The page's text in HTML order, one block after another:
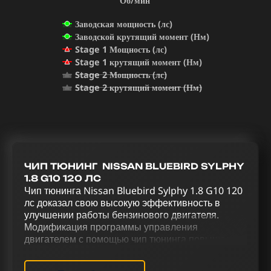
Заводская мощность (лс)
Заводской крутящий момент (Нм)
Stage 1 Мощность (лс)
Stage 1 крутящий момент (Нм)
Stage 2 Мощность (лс)
Stage 2 крутящий момент (Нм)
ЧИП ТЮНИНГ NISSAN BLUEBIRD SYLPHY
1.8 G10 120 ЛС
Чип тюнинга Nissan Bluebird Sylphy 1.8 G10 120
лс доказал свою высокую эффективность в
улучшении работы бензинового двигателя.
Модификация программы управления
двигателем с помощью чип тюнинга повышает
тщательно подобранный комплекс тюнинговых